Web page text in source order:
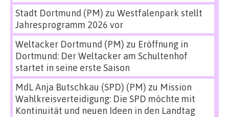
Stadt Dortmund (PM) zu Westfalenpark stellt
Jahresprogramm 2026 vor
Weltacker Dortmund (PM) zu Eröffnung in
Dortmund: Der Weltacker am Schultenhof
startet in seine erste Saison
MdL Anja Butschkau (SPD) (PM) zu Mission
Wahlkreisverteidigung: Die SPD möchte mit
Kontinuität und neuen Ideen in den Landtag